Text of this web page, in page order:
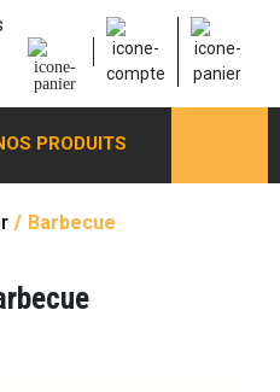
PRODUITS
/ Barbecue